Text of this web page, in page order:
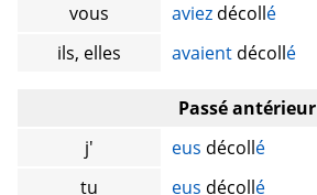
vous
aviez décollé
ils, elles
avaient décollé
Passé antérieur
j'
eus décollé
tu
eus décollé